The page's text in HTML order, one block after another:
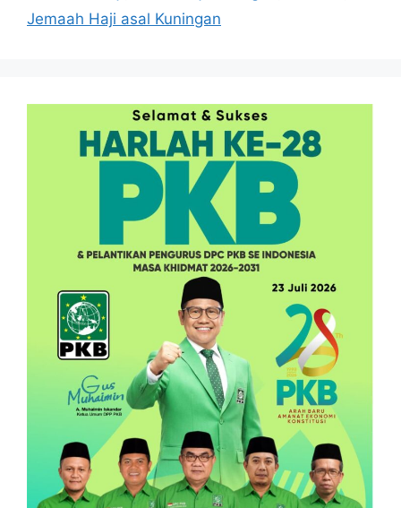
Jemaah Haji asal Kuningan